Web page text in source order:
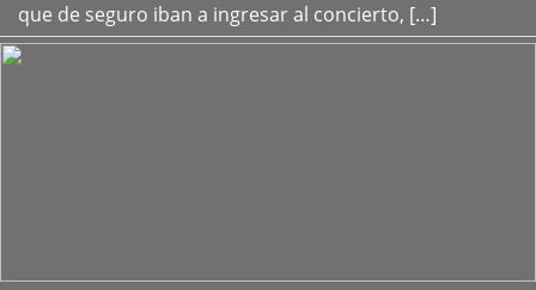
que de seguro iban a ingresar al concierto, […]